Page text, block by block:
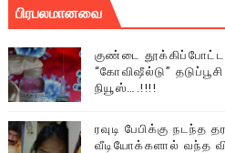
பிரபலமானவை
குண்டை
“கோவிஷீல்டு”
நியூஸ்….!!!!
ரவுடி பேபிக்கு
வீடியோக்களால் வந்த